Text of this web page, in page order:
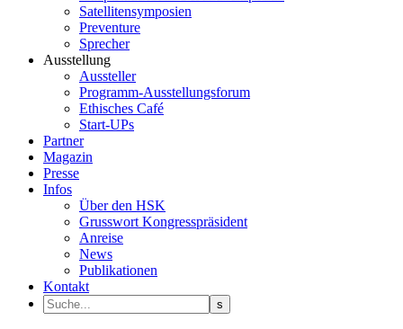
Satellitensymposien
Preventure
Sprecher
Ausstellung
Aussteller
Programm-Ausstellungsforum
Ethisches Café
Start-UPs
Partner
Magazin
Presse
Infos
Über den HSK
Grusswort Kongresspräsident
Anreise
News
Publikationen
Kontakt